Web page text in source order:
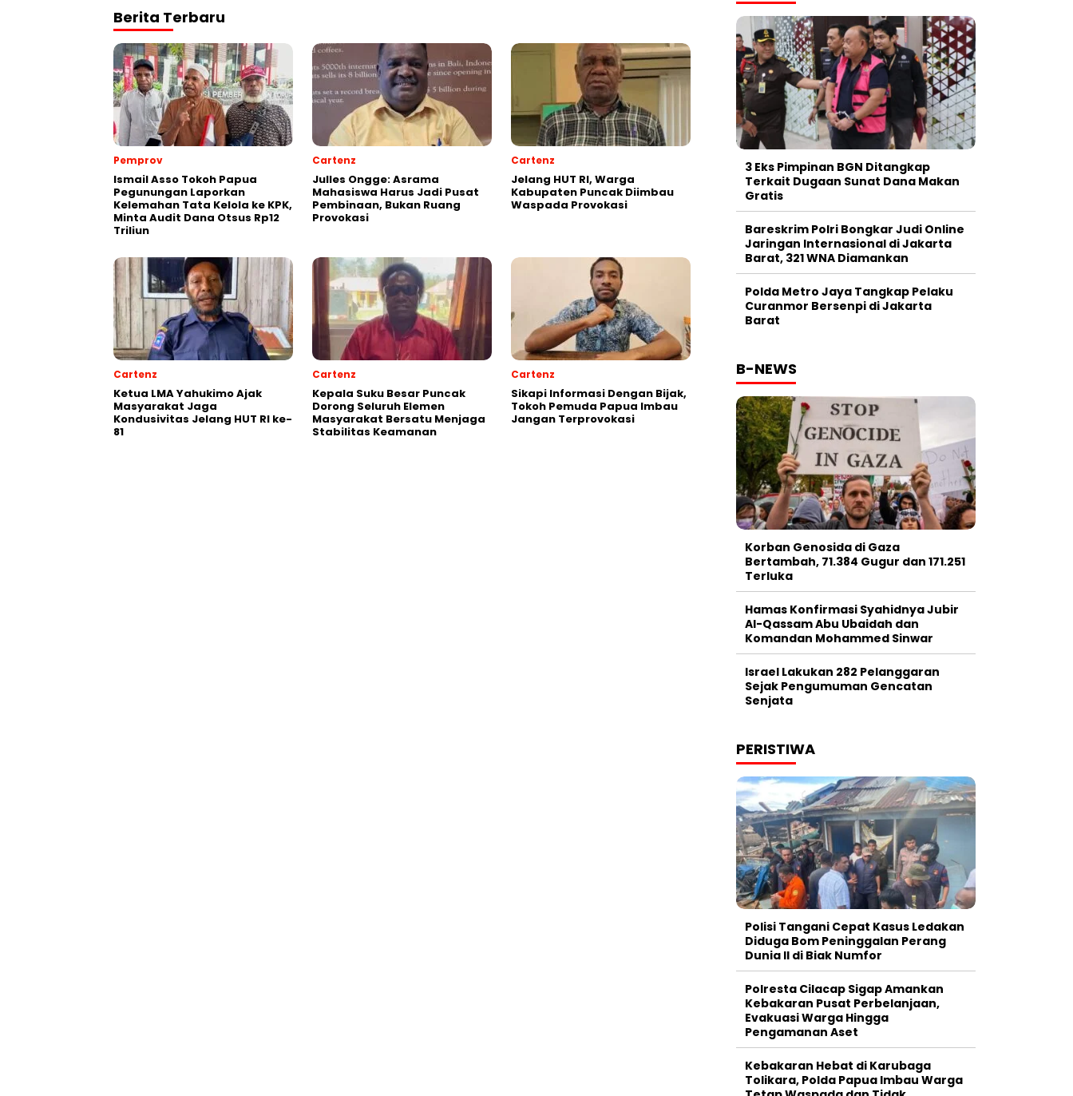
Berita Terbaru
Pemprov
Ismail Asso Tokoh Papua
Pegunungan Laporkan
Kelemahan Tata Kelola ke KPK,
Minta Audit Dana Otsus Rp12
Triliun
Cartenz
Julles Ongge: Asrama
Mahasiswa Harus Jadi Pusat
Pembinaan, Bukan Ruang
Provokasi
Cartenz
Jelang HUT RI, Warga
Kabupaten Puncak Diimbau
Waspada Provokasi
Cartenz
Ketua LMA Yahukimo Ajak
Masyarakat Jaga
Kondusivitas Jelang HUT RI ke-
81
Cartenz
Kepala Suku Besar Puncak
Dorong Seluruh Elemen
Masyarakat Bersatu Menjaga
Stabilitas Keamanan
Cartenz
Sikapi Informasi Dengan Bijak,
Tokoh Pemuda Papua Imbau
Jangan Terprovokasi
3 Eks Pimpinan BGN Ditangkap
Terkait Dugaan Sunat Dana Makan
Gratis
Bareskrim Polri Bongkar Judi Online
Jaringan Internasional di Jakarta
Barat, 321 WNA Diamankan
Polda Metro Jaya Tangkap Pelaku
Curanmor Bersenpi di Jakarta
Barat
B-NEWS
Korban Genosida di Gaza
Bertambah, 71.384 Gugur dan 171.251
Terluka
Hamas Konfirmasi Syahidnya Jubir
Al-Qassam Abu Ubaidah dan
Komandan Mohammed Sinwar
Israel Lakukan 282 Pelanggaran
Sejak Pengumuman Gencatan
Senjata
PERISTIWA
Polisi Tangani Cepat Kasus Ledakan
Diduga Bom Peninggalan Perang
Dunia II di Biak Numfor
Polresta Cilacap Sigap Amankan
Kebakaran Pusat Perbelanjaan,
Evakuasi Warga Hingga
Pengamanan Aset
Kebakaran Hebat di Karubaga
Tolikara, Polda Papua Imbau Warga